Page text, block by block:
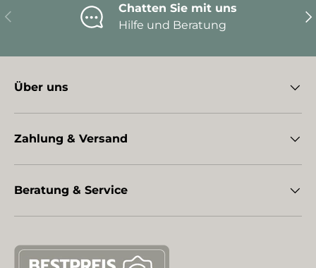
Vorherige
Chatten Sie mit uns
Hilfe und Beratung
Über uns
Zahlung & Versand
Beratung & Service